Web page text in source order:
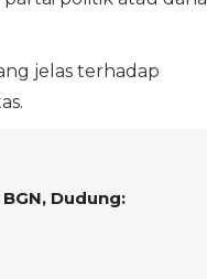
jelas terhadap
Dudung: